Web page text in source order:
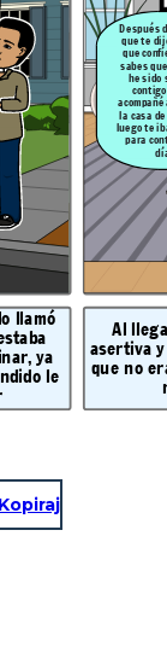
llamó
ya
le
Al
asertiva
que no
Después
que te
que
sabes
he sido
la casa
luego te
para
Kopiraj